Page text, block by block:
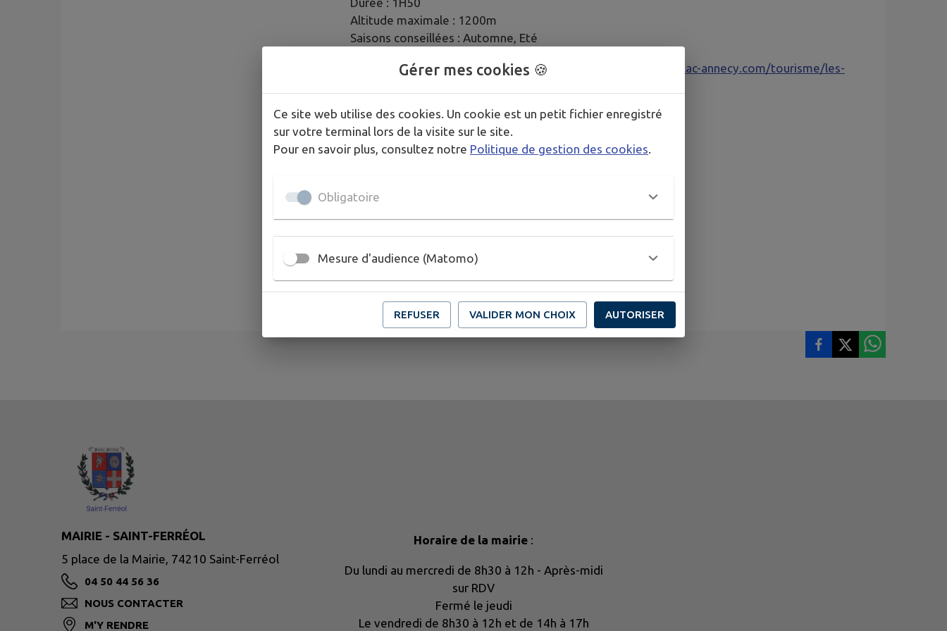
Durée : 1H50
Altitude maximale : 1200m
Saisons conseillées : Automne, Eté
Informations sur le site de la CCSLA :
https://www.cc-sources-lac-annecy.com/tourisme/les-
PLUS D'INFORMATIONS
MAIRIE - SAINT-FERRÉOL
5 place de la Mairie, 74210 Saint-Ferréol
04 50 44 56 36
NOUS CONTACTER
M'Y RENDRE
Horaire de la mairie :
Du lundi au mercredi de 8h30 à 12h - Après-midi
sur RDV
Fermé le jeudi
Le vendredi de 8h30 à 12h et de 14h à 17h
Gérer mes cookies 🍪
Ce site web utilise des cookies. Un cookie est un petit fichier enregistré
sur votre terminal lors de la visite sur le site.
Pour en savoir plus, consultez notre Politique de gestion des cookies
Obligatoire
Mesure d'audience (Matomo)
REFUSER VALIDER MON CHOIX AUTORISER